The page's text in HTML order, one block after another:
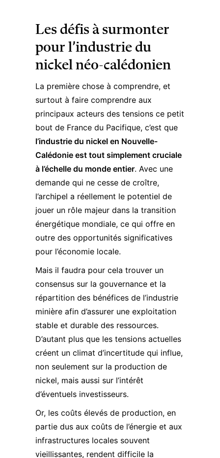
Les défis à surmonter
pour l’industrie du
nickel néo-calédonien
La première chose à comprendre, et
surtout à faire comprendre aux
principaux acteurs des tensions ce petit
bout de France du Pacifique, c’est que
l’industrie du nickel en Nouvelle-
Calédonie est tout simplement cruciale
à l’échelle du monde entier. Avec une
demande qui ne cesse de croître,
l’archipel a réellement le potentiel de
jouer un rôle majeur dans la transition
énergétique mondiale, ce qui offre en
outre des opportunités significatives
pour l’économie locale.
Mais il faudra pour cela trouver un
consensus sur la gouvernance et la
répartition des bénéfices de l’industrie
minière afin d’assurer une exploitation
stable et durable des ressources.
D’autant plus que les tensions actuelles
créent un climat d’incertitude qui influe,
non seulement sur la production de
nickel, mais aussi sur l’intérêt
d’éventuels investisseurs.
Or, les coûts élevés de production, en
partie dus aux coûts de l’énergie et aux
infrastructures locales souvent
vieillissantes, rendent difficile la